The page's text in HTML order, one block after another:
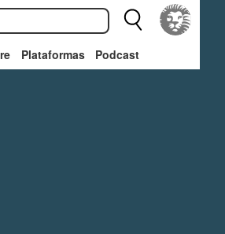
Plataformas Podcast